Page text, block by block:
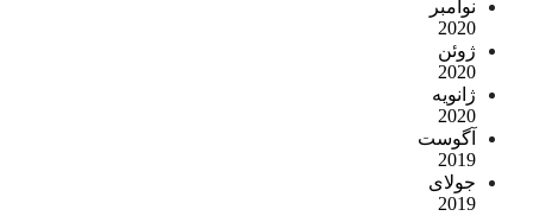
نوامبر
2020
ژوئن
2020
ژانویه
2020
آگوست
2019
جولای
2019